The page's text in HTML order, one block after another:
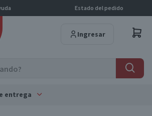
Estado del pedido
Ingresar
entrega